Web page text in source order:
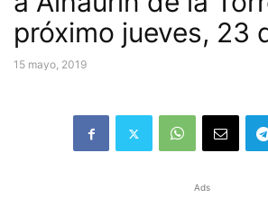
próximo jueves, 23
15 mayo, 2019
Ads